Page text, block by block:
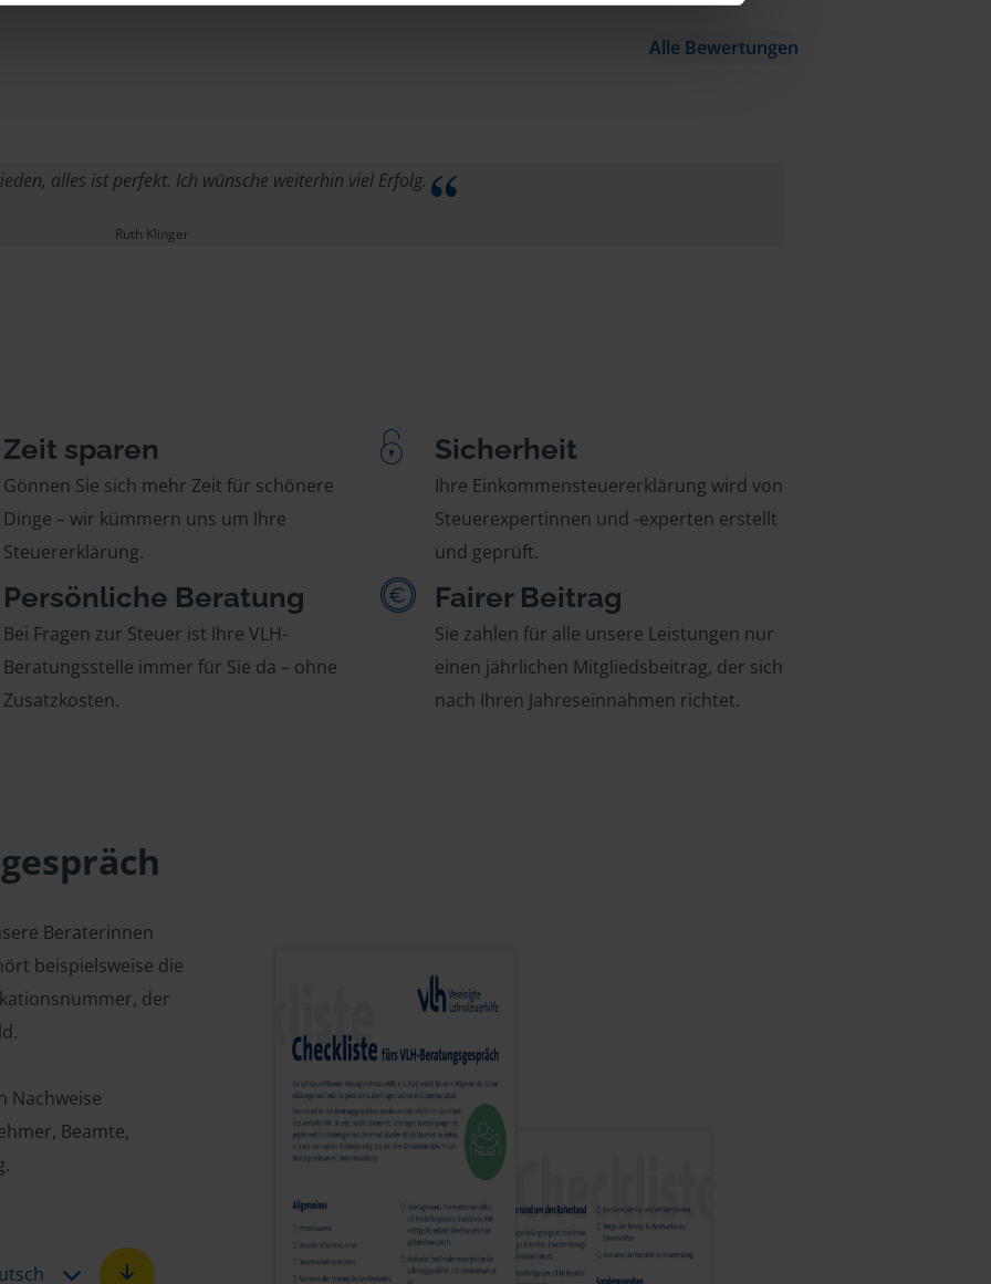
Alle Bewertungen
alles ist perfekt. Ich wünsche weiterhin viel Erfolg.
Ruth Klinger
Zeit sparen
Gönnen Sie sich mehr Zeit für schönere
Dinge – wir kümmern uns um Ihre
Steuererklärung.
Sicherheit
Ihre Einkommensteuererklärung wird von
Steuerexpertinnen und -experten erstellt
und geprüft.
Persönliche Beratung
Bei Fragen zur Steuer ist Ihre VLH-
Beratungsstelle immer für Sie da – ohne
Zusatzkosten.
Fairer Beitrag
Sie zahlen für alle unsere Leistungen nur
einen jährlichen Mitgliedsbeitrag, der sich
nach Ihren Jahreseinnahmen richtet.
Beraterinnen
beispielsweise die
der
Nachweise
Beamte,